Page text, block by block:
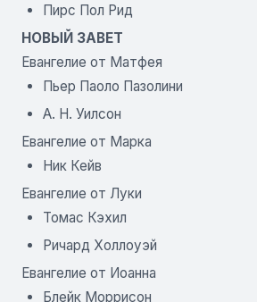
Пирс Пол Рид
НОВЫЙ ЗАВЕТ
Евангелие от Матфея
Пьер Паоло Пазолини
А. Н. Уилсон
Евангелие от Марка
Ник Кейв
Евангелие от Луки
Томас Кэхил
Ричард Холлоуэй
Евангелие от Иоанна
Блейк Моррисон